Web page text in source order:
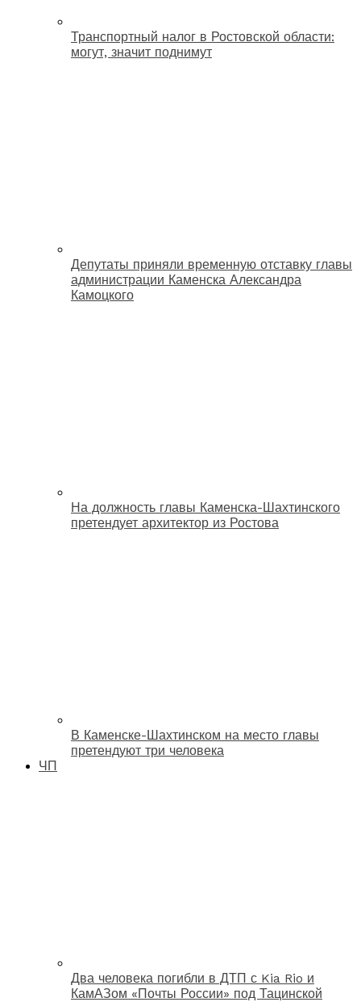
Транспортный налог в Ростовской области:
могут, значит поднимут
Депутаты приняли временную отставку главы
администрации Каменска Александра
Камоцкого
На должность главы Каменска-Шахтинского
претендует архитектор из Ростова
В Каменске-Шахтинском на место главы
претендуют три человека
ЧП
Два человека погибли в ДТП с Kia Rio и
КамАЗом «Почты России» под Тацинской